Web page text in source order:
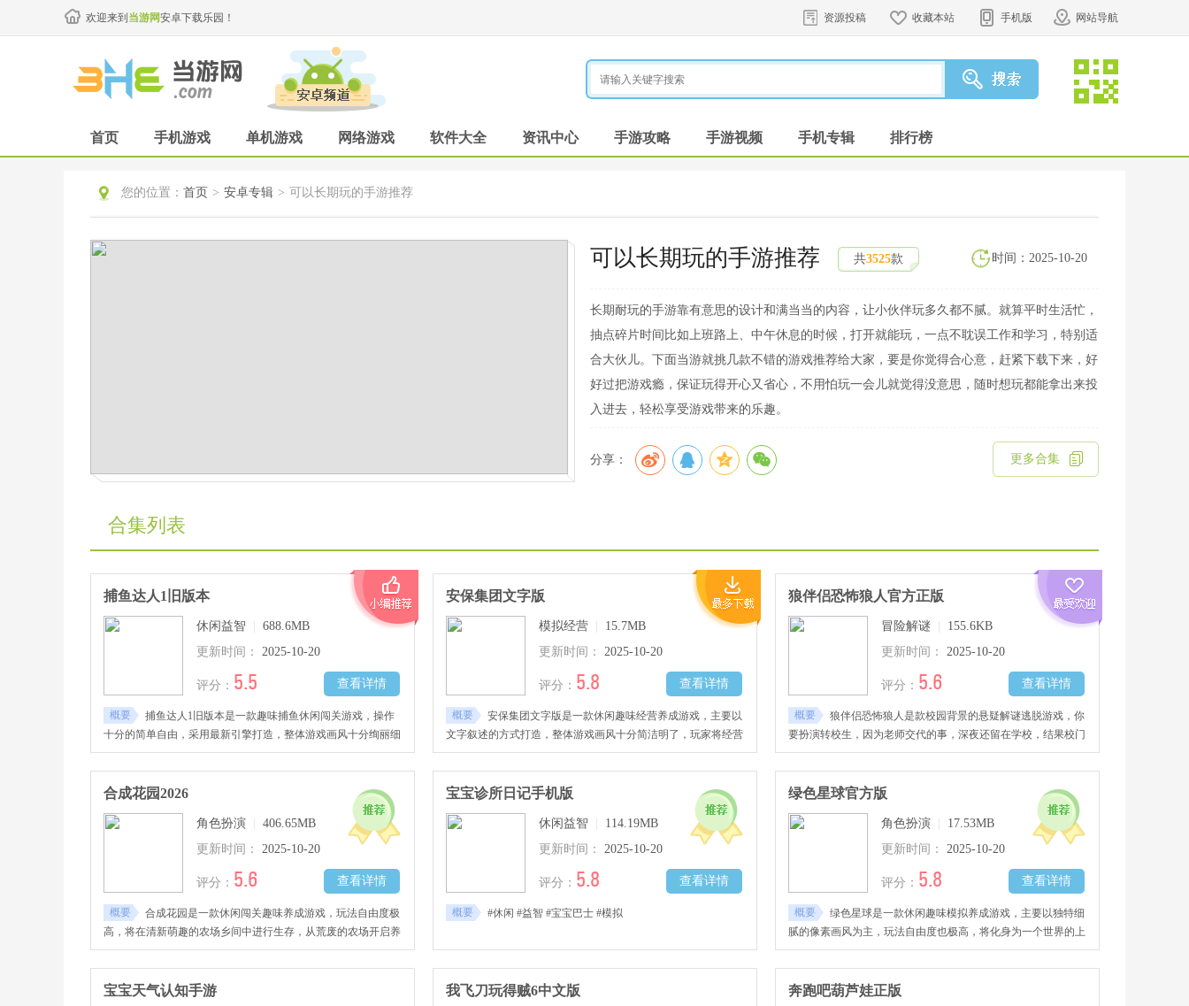
欢迎来到 当游网安卓下载乐园！ 资源投稿 收藏本站 手机版 网站导航
首页 手机游戏 单机游戏 网络游戏 软件大全 资讯中心 手游攻略 手游视频 手机专辑 排行榜
您的位置： 首页 > 安卓专辑 > 可以长期玩的手游推荐
可以长期玩的手游推荐 共3525款 时间：2025-10-20
长期耐玩的手游靠有意思的设计和满当当的内容，让小伙伴玩多久都不腻。就算平时生活忙，
抽点碎片时间比如上班路上、中午休息的时候，打开就能玩，一点不耽误工作和学习，特别适
合大伙儿。下面当游就挑几款不错的游戏推荐给大家，要是你觉得合心意，赶紧下载下来，好
好过把游戏瘾，保证玩得开心又省心，不用怕玩一会儿就觉得没意思，随时想玩都能拿出来投
入进去，轻松享受游戏带来的乐趣。
分享： 更多合集
合集列表
捕鱼达人1旧版本
休闲益智
688.6MB
更新时间：
2025-10-20
查看详情
评分： 5.5
概要
捕鱼达人1旧版本是一款趣味捕鱼休闲闯关游戏，操作
十分的简单自由，采用最新引擎打造，整体游戏画风十分绚丽细
腻，捕鱼的特效也很炫酷让玩家越玩越上瘾，融入了海量的鱼儿
种类与海洋生物，玩家将根据不同的鱼儿使用不同的捕鱼工具，
瞄准发射将更多小鱼全部抓捕，感兴趣的玩家千万不要错过哦！
安保集团文字版
模拟经营
15.7MB
更新时间：
2025-10-20
查看详情
评分： 5.8
概要
安保集团文字版是一款休闲趣味经营养成游戏，主要以
文字叙述的方式打造，整体游戏画风十分简洁明了，玩家将经营
一家独属于你的安保公司，自由招揽员工进行培养训练学习更多
不同的专业证书，强化每一位安保员工的战力，派出前往不同的
雇主周围保护其安全，慢慢扩展你的业务，将安保公司做大做
狼伴侣恐怖狼人官方正版
冒险解谜
155.6KB
更新时间：
2025-10-20
查看详情
评分： 5.6
概要
狼伴侣恐怖狼人是款校园背景的悬疑解谜逃脱游戏，你
要扮演转校生，因为老师交代的事，深夜还留在学校，结果校门
锁了出不去，还碰巧看到芙蕾雅在月光下显出狼的样子，之前安
安静静的少女一下子变成了危险的追你的人。你得在教室、走
廊、仓库这些地方找线索、解谜题，还得躲着芙蕾雅别被她抓
到。她的感知能力和巡逻路线会随着玩的进度慢慢变强，到后面
能解锁更多技能，帮你提高活下去的可能。
合成花园2026
角色扮演
406.65MB
更新时间：
2025-10-20
查看详情
评分： 5.6
概要
合成花园是一款休闲闯关趣味养成游戏，玩法自由度极
高，将在清新萌趣的农场乡间中进行生存，从荒废的农场开启养
成，装修设计你的房屋家园，在周围种植花花草草让你的家园变
得十分温馨绚丽，在花园中种植农作物、养殖家禽动物，种植果
树与养殖渔池等，完成多样化任务与挑战，慢慢将你的花园做大
宝宝诊所日记手机版
休闲益智
114.19MB
更新时间：
2025-10-20
查看详情
评分： 5.8
概要 #休闲 #益智 #宝宝巴士 #模拟
绿色星球官方版
角色扮演
17.53MB
更新时间：
2025-10-20
查看详情
评分： 5.8
概要
绿色星球是一款休闲趣味模拟养成游戏，主要以独特细
腻的像素画风为主，玩法自由度也极高，将化身为一个世界的上
帝，无所不能，可以尽情的发挥你的想象与创造能力，通过各种
努力与方式将一个荒废的星球进行改造，灵活走位，躲避陨石的
追捕与攻击，带领星球还原生态环境与科技、文化、文明等带领
宝宝天气认知手游 我飞刀玩得贼6中文版 奔跑吧葫芦娃正版